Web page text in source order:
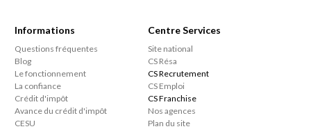
Informations
Questions fréquentes
Blog
Le fonctionnement
La confiance
Crédit d'impôt
Avance du crédit d'impôt
CESU
Centre Services
Site national
CS Résa
CS Recrutement
CS Emploi
CS Franchise
Nos agences
Plan du site